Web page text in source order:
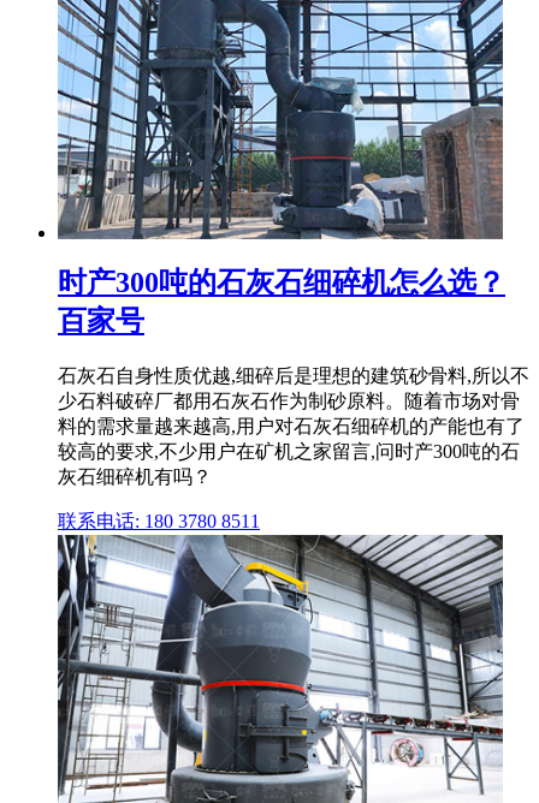
时产300吨的石灰石细碎机怎么选？
百家号
石灰石自身性质优越,细碎后是理想的建筑砂骨料,所以不
少石料破碎厂都用石灰石作为制砂原料。随着市场对骨
料的需求量越来越高,用户对石灰石细碎机的产能也有了
较高的要求,不少用户在矿机之家留言,问时产300吨的石
灰石细碎机有吗？
联系电话: 180 3780 8511